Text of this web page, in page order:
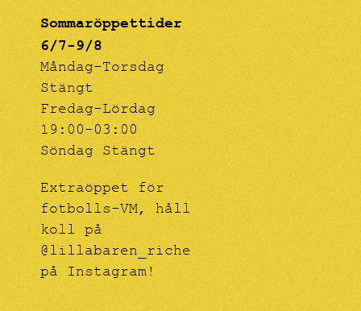
Sommaröppettider
6/7-9/8
Måndag-Torsdag
Stängt
Fredag-Lördag
19:00-03:00
Söndag Stängt
Extraöppet för
fotbolls-VM, håll
koll på
@lillabaren_riche
på Instagram!